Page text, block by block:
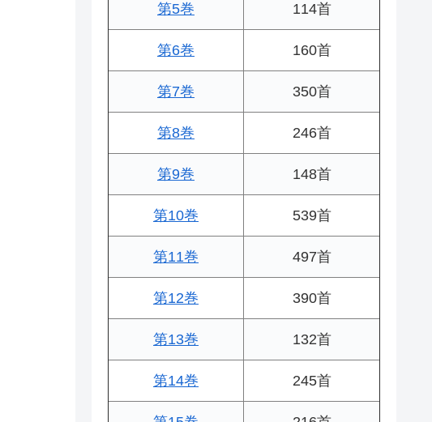
第5巻 114首
第6巻 160首
第7巻 350首
第8巻 246首
第9巻 148首
第10巻 539首
第11巻 497首
第12巻 390首
第13巻 132首
第14巻 245首